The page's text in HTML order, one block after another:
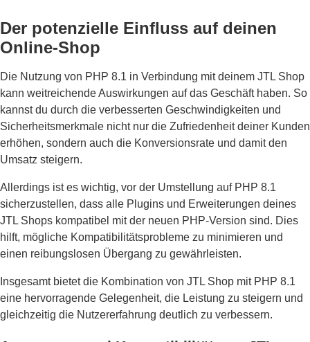
Der potenzielle Einfluss auf deinen
Online-Shop
Die Nutzung von PHP 8.1 in Verbindung mit deinem JTL Shop
kann weitreichende Auswirkungen auf das Geschäft haben. So
kannst du durch die verbesserten Geschwindigkeiten und
Sicherheitsmerkmale nicht nur die Zufriedenheit deiner Kunden
erhöhen, sondern auch die Konversionsrate und damit den
Umsatz steigern.
Allerdings ist es wichtig, vor der Umstellung auf PHP 8.1
sicherzustellen, dass alle Plugins und Erweiterungen deines
JTL Shops kompatibel mit der neuen PHP-Version sind. Dies
hilft, mögliche Kompatibilitätsprobleme zu minimieren und
einen reibungslosen Übergang zu gewährleisten.
Insgesamt bietet die Kombination von JTL Shop mit PHP 8.1
eine hervorragende Gelegenheit, die Leistung zu steigern und
gleichzeitig die Nutzererfahrung deutlich zu verbessern.